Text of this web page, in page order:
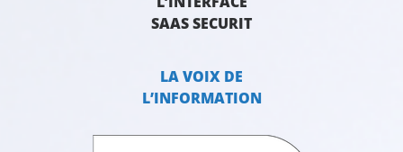
SAAS SECURIT
LA VOIX DE
L’INFORMATION